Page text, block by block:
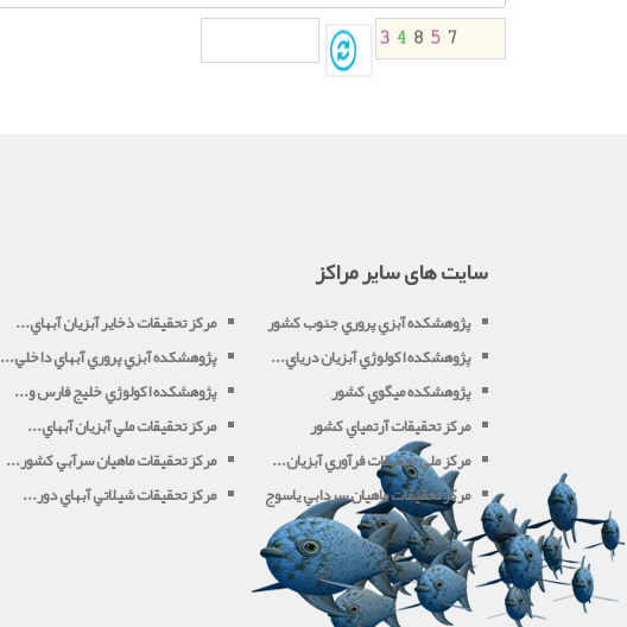
سایت های سایر مراکز
پژوهشکده آبزي پروري جنوب کشور
مرکز تحقيقات ذخاير آبزيان آبهاي...
پژوهشکده اکولوژي آبزيان درياي...
پژوهشکده آبزي پروري آبهاي داخلي...
پژوهشکده ميگوي کشور
پژوهشکده اکولوژي خليج فارس و...
مرکز تحقيقات آرتمياي کشور
مرکز تحقيقات ملي آبزيان آبهاي...
مرکز ملي تحقيقات فرآوري آبزيان...
مرکز تحقيقات ماهيان سرآبي کشور...
مرکز تحقيقات ماهيان سردابي ياسوج
مرکز تحقيقات شيلاتي آبهاي دور...